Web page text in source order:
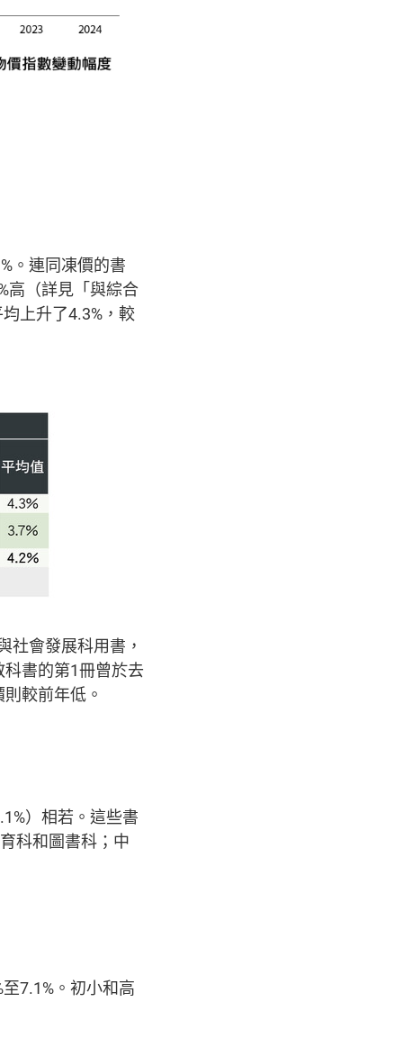
。連同凍價的書
高（詳見「與綜合
上升了4.3%，較
社會發展科用書，
書的第1冊曾於去
較前年低。
）相若。這些書
科和圖書科；中
7.1%。初小和高